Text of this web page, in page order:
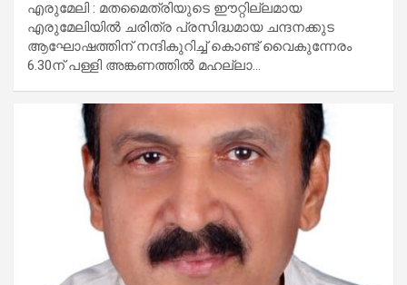
എരുമേലി : മതമൈത്രിയുടെ ഈറ്റില്ലമായ
എരുമേലിയിൽ ചരിത്ര പ്രസിദ്ധമായ ചന്ദനക്കുട
ആഘോഷത്തിന് നന്ദികുറിച്ച് കൊണ്ട് വൈകുന്നേരം
6.30ന് പള്ളി അങ്കണത്തിൽ മഹല്ലാ…